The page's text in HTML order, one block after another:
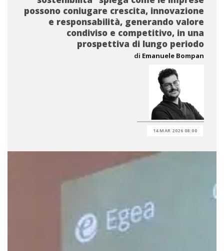
possono coniugare crescita, innovazione
e responsabilità, generando valore
condiviso e competitivo, in una
prospettiva di lungo periodo
di Emanuele Bompan
14 MAR 2026 08:00